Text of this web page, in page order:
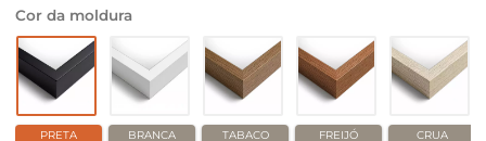
Cor da moldura
PRETA BRANCA TABACO FREIJÓ CRUA